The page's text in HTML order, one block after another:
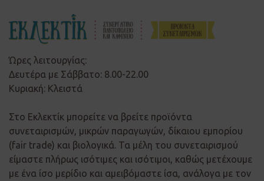
Ώρες λειτουργίας:
Δευτέρα με Σάββατο: 8.00-22.00
Κυριακή: Κλειστά
Στο Εκλεκτίκ μπορείτε να βρείτε προϊόντα
συνεταιρισμών, μικρών παραγωγών, δίκαιου εμπορίου
(fair trade) και βιολογικά. Τα μέλη του συνεταιρισμού
είμαστε πλήρως ισότιμες και ισότιμοι, καθώς μετέχουμε
με ένα ίσο μερίδιο και αμειβόμαστε ίσα, ανάλογα με τον